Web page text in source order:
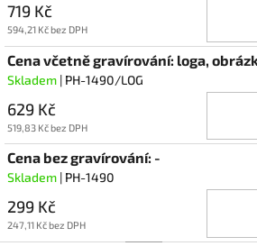
719 Kč
594,21 Kč bez DPH
Cena včetně gravírování: loga,
Skladem | PH-1490/LOG
629 Kč
519,83 Kč bez DPH
Cena bez gravírování: -
Skladem | PH-1490
299 Kč
247,11 Kč bez DPH